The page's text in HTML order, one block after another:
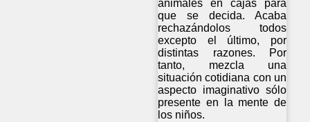
animales en cajas para
que se decida. Acaba
rechazándolos todos
excepto el último, por
distintas razones. Por
tanto, mezcla una
situación cotidiana con un
aspecto imaginativo sólo
presente en la mente de
los niños.